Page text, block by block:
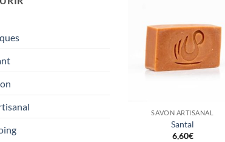
Ajouter
à la
wishlist
SAVON ARTISANAL
Santal
6,60€